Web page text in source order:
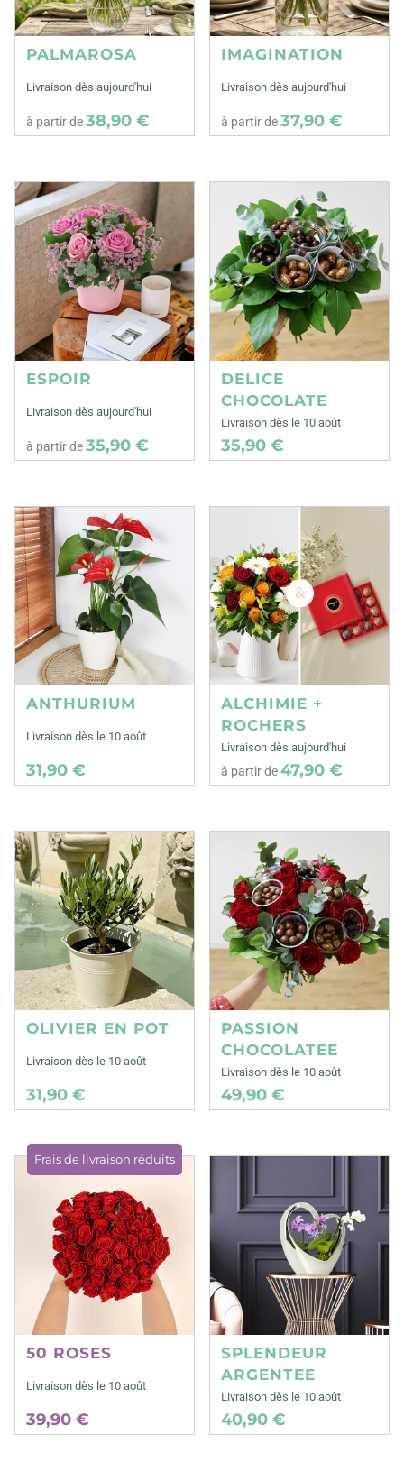
PALMAROSA
Livraison dès aujourd'hui
à partir de38,90 €
IMAGINATION
Livraison dès aujourd'hui
à partir de37,90 €
ESPOIR
Livraison dès aujourd'hui
à partir de35,90 €
DELICE
CHOCOLATE
Livraison dès le 10 août
35,90 €
ANTHURIUM
Livraison dès le 10 août
31,90 €
ALCHIMIE +
ROCHERS
Livraison dès aujourd'hui
à partir de47,90 €
OLIVIER EN POT
Livraison dès le 10 août
31,90 €
PASSION
CHOCOLATEE
Livraison dès le 10 août
49,90 €
Frais de livraison réduits
50 ROSES
Livraison dès le 10 août
39,90 €
SPLENDEUR
ARGENTEE
Livraison dès le 10 août
40,90 €